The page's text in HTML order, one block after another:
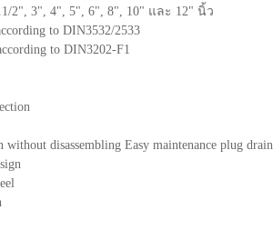
2", 3", 4", 5", 6", 8", 10" และ 12" นิ้ว
to DIN3532/2533
to DIN3202-F1
without disassembling Easy maintenance plug drain